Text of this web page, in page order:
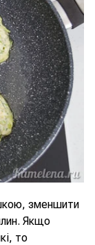
зменшити
Якщо
то